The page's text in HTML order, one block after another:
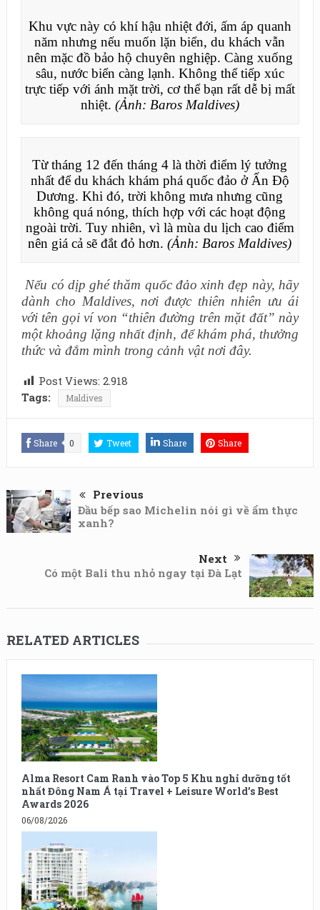
Khu vực này có khí hậu nhiệt đới, ấm áp quanh
năm nhưng nếu muốn lặn biển, du khách vẫn
nên mặc đồ bảo hộ chuyên nghiệp. Càng xuống
sâu, nước biển càng lạnh. Không thể tiếp xúc
trực tiếp với ánh mặt trời, cơ thể bạn rất dễ bị mất
nhiệt. (Ảnh: Baros Maldives)
Từ tháng 12 đến tháng 4 là thời điểm lý tưởng
nhất để du khách khám phá quốc đảo ở Ấn Độ
Dương. Khi đó, trời không mưa nhưng cũng
không quá nóng, thích hợp với các hoạt động
ngoài trời. Tuy nhiên, vì là mùa du lịch cao điểm
nên giá cả sẽ đắt đỏ hơn.(Ảnh: Baros Maldives)
Nếu có dịp ghé thăm quốc đảo xinh đẹp này, hãy
dành cho Maldives, nơi được thiên nhiên ưu ái
với tên gọi ví von “thiên đường trên mặt đất” này
một khoảng lặng nhất định, để khám phá, thưởng
thức và đắm mình trong cảnh vật nơi đây.
Post Views: 2.918
Tags:
Maldives
Share 0 Tweet Share Share
Previous
Đầu bếp sao Michelin nói gì về ẩm thực
xanh?
Next
Có một Bali thu nhỏ ngay tại Đà Lạt
RELATED ARTICLES
Alma Resort Cam Ranh vào Top 5 Khu nghỉ dưỡng tốt
nhất Đông Nam Á tại Travel + Leisure World’s Best
Awards 2026
06/08/2026